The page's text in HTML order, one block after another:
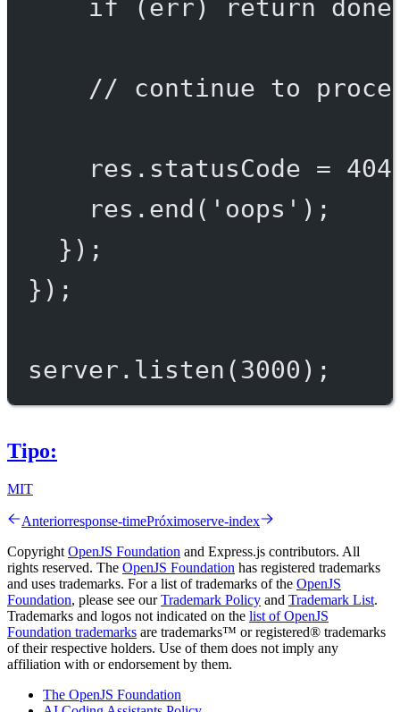
if (err) return done
// continue to
res.statusCode = 404
res. end ( 'oops' );
});
});
server. listen (3000 );
Tipo:
MIT
Anteriorresponse-timePróximoserve-index
Copyright OpenJS Foundation and Express.js contributors. All
rights reserved. The OpenJS Foundation has registered trademarks
and uses trademarks. For a list of trademarks of the OpenJS
Foundation, please see ourTrademark Policy and Trademark List.
Trademarks and logos not indicated on the list of OpenJS
Foundation trademarks are trademarks™ or registered® trademarks
of their respective holders. Use of them does not imply any
affiliation with or endorsement by them.
The OpenJS Foundation